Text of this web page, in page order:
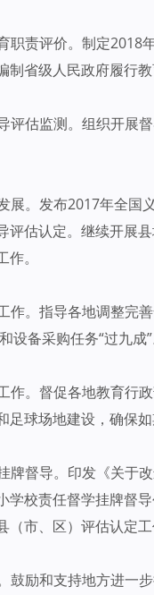
职责评价。制定2018
制省级人民政府履行
评估监测。组织开展
展。发布2017年全国
评估认定。继续开展
。
作。指导各地调整完
设备采购任务“过九成
作。督促各地教育行
足球场地建设，确保
牌督导。印发《关于
学校责任督学挂牌督
（市、区）评估认定
鼓励和支持地方进一